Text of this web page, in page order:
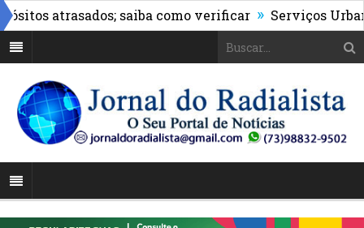
atrasados; saiba como verificar » Serviços Urbanos